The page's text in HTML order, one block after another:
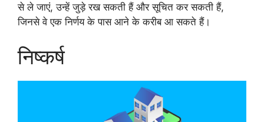
से ले जाएं, उन्हें जुड़े रख सकती हैं और सूचित कर सकती हैं,
जिनसे वे एक निर्णय के पास आने के करीब आ सकते हैं।
निष्कर्ष